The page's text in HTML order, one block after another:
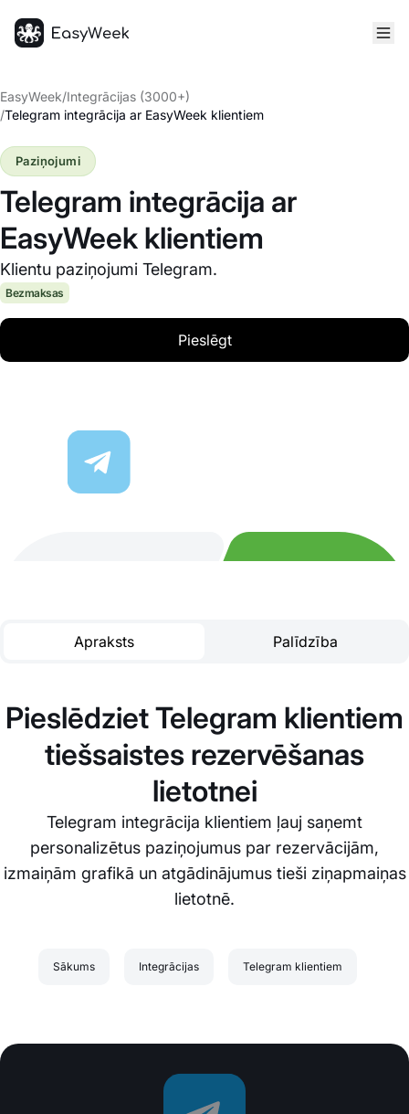
EasyWeek/Integrācijas (3000+)
/Telegram integrācija ar EasyWeek klientiem
Telegram integrācija ar
EasyWeek klientiem
Klientu paziņojumi Telegram.
Paziņojumi
Bezmaksas
Pieslēgt
Apraksts Palīdzība
Pieslēdziet Telegram klientiem
tiešsaistes rezervēšanas
lietotnei
Telegram integrācija klientiem ļauj saņemt
personalizētus paziņojumus par rezervācijām,
izmaiņām grafikā un atgādinājumus tieši ziņapmaiņas
lietotnē.
Sākums Integrācijas Telegram klientiem